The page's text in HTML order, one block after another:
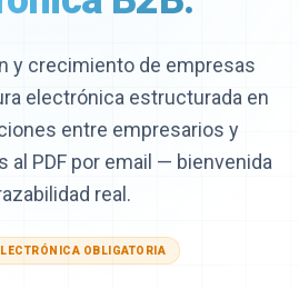
y crecimiento de empresas
electrónica estructurada en
entre empresarios y
al PDF por email — bienvenida
real.
OBLIGATORIA